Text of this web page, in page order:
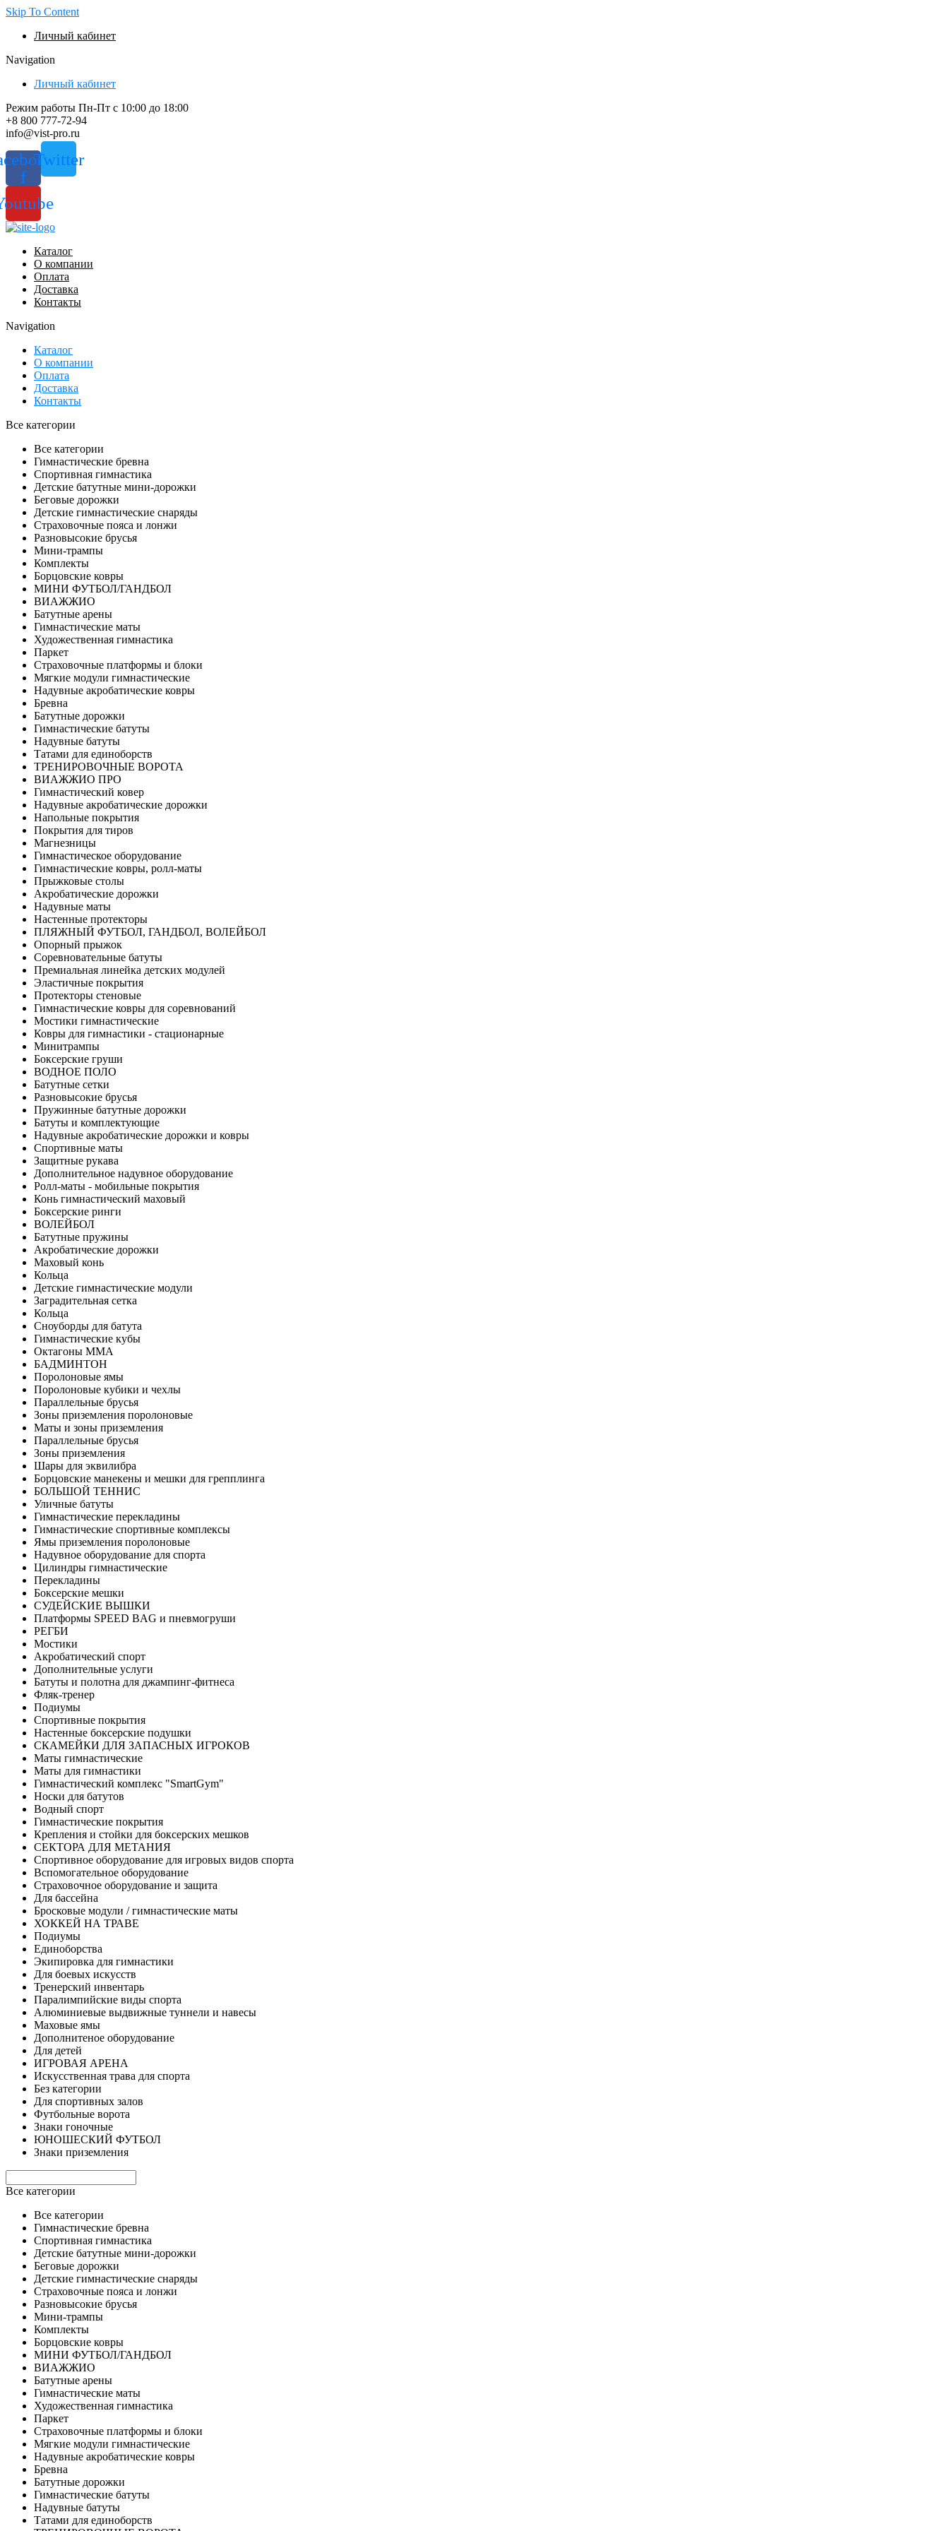
Skip To Content
Личный кабинет
Navigation
Личный кабинет
Режим работы Пн-Пт с 10:00 до 18:00
+8 800 777-72-94
info@vist-pro.ru
f
Twitter
Каталог
О компании
Оплата
Доставка
Контакты
Navigation
Каталог
О компании
Оплата
Доставка
Контакты
Все категории
Все категории
Гимнастические бревна
Спортивная гимнастика
Детские батутные мини-дорожки
Беговые дорожки
Детские гимнастические снаряды
Страховочные пояса и лонжи
Разновысокие брусья
Мини-трампы
Комплекты
Борцовские ковры
МИНИ ФУТБОЛ/ГАНДБОЛ
ВИАЖЖИО
Батутные арены
Гимнастические маты
Художественная гимнастика
Паркет
Страховочные платформы и блоки
Мягкие модули гимнастические
Надувные акробатические ковры
Бревна
Батутные дорожки
Гимнастические батуты
Надувные батуты
Татами для единоборств
ТРЕНИРОВОЧНЫЕ ВОРОТА
ВИАЖЖИО ПРО
Гимнастический ковер
Надувные акробатические дорожки
Напольные покрытия
Покрытия для тиров
Магнезницы
Гимнастическое оборудование
Гимнастические ковры, ролл-маты
Прыжковые столы
Акробатические дорожки
Надувные маты
Настенные протекторы
ПЛЯЖНЫЙ ФУТБОЛ, ГАНДБОЛ, ВОЛЕЙБОЛ
Опорный прыжок
Соревновательные батуты
Премиальная линейка детских модулей
Эластичные покрытия
Протекторы стеновые
Гимнастические ковры для соревнований
Мостики гимнастические
Ковры для гимнастики - стационарные
Минитрампы
Боксерские груши
ВОДНОЕ ПОЛО
Батутные сетки
Разновысокие брусья
Пружинные батутные дорожки
Батуты и комплектующие
Надувные акробатические дорожки и ковры
Спортивные маты
Защитные рукава
Дополнительное надувное оборудование
Ролл-маты - мобильные покрытия
Конь гимнастический маховый
Боксерские ринги
ВОЛЕЙБОЛ
Батутные пружины
Акробатические дорожки
Маховый конь
Кольца
Детские гимнастические модули
Заградительная сетка
Кольца
Сноуборды для батута
Гимнастические кубы
Октагоны MMA
БАДМИНТОН
Поролоновые ямы
Поролоновые кубики и чехлы
Параллельные брусья
Зоны приземления поролоновые
Маты и зоны приземления
Параллельные брусья
Зоны приземления
Шары для эквилибра
Борцовские манекены и мешки для грепплинга
БОЛЬШОЙ ТЕННИС
Уличные батуты
Гимнастические перекладины
Гимнастические спортивные комплексы
Ямы приземления поролоновые
Надувное оборудование для спорта
Цилиндры гимнастические
Перекладины
Боксерские мешки
СУДЕЙСКИЕ ВЫШКИ
Платформы SPEED BAG и пневмогруши
РЕГБИ
Мостики
Акробатический спорт
Дополнительные услуги
Батуты и полотна для джампинг-фитнеса
Фляк-тренер
Подиумы
Спортивные покрытия
Настенные боксерские подушки
СКАМЕЙКИ ДЛЯ ЗАПАСНЫХ ИГРОКОВ
Маты гимнастические
Маты для гимнастики
Гимнастический комплекс "SmartGym"
Носки для батутов
Водный спорт
Гимнастические покрытия
Крепления и стойки для боксерских мешков
СЕКТОРА ДЛЯ МЕТАНИЯ
Спортивное оборудование для игровых видов спорта
Вспомогательное оборудование
Страховочное оборудование и защита
Для бассейна
Бросковые модули / гимнастические маты
ХОККЕЙ НА ТРАВЕ
Подиумы
Единоборства
Экипировка для гимнастики
Для боевых искусств
Тренерский инвентарь
Паралимпийские виды спорта
Алюминиевые выдвижные туннели и навесы
Маховые ямы
Дополнитеное оборудование
Для детей
ИГРОВАЯ АРЕНА
Искусственная трава для спорта
Без категории
Для спортивных залов
Футбольные ворота
Знаки гоночные
ЮНОШЕСКИЙ ФУТБОЛ
Знаки приземления
Все категории
Все категории
Гимнастические бревна
Спортивная гимнастика
Детские батутные мини-дорожки
Беговые дорожки
Детские гимнастические снаряды
Страховочные пояса и лонжи
Разновысокие брусья
Мини-трампы
Комплекты
Борцовские ковры
МИНИ ФУТБОЛ/ГАНДБОЛ
ВИАЖЖИО
Батутные арены
Гимнастические маты
Художественная гимнастика
Паркет
Страховочные платформы и блоки
Мягкие модули гимнастические
Надувные акробатические ковры
Бревна
Батутные дорожки
Гимнастические батуты
Надувные батуты
Татами для единоборств